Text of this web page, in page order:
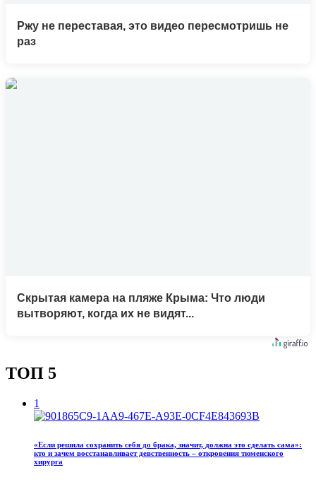
Ржу не переставая, это видео пересмотришь не
раз
Скрытая камера на пляже Крыма: Что люди
вытворяют, когда их не видят...
ТОП 5
1
«Если решила сохранить себя до брака, значит, должна это сделать сама»:
кто и зачем восстанавливает девственность – откровения тюменского
хирурга